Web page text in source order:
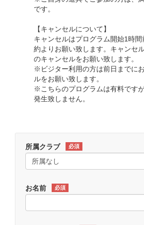
です。
【キャンセルについて】
キャンセルはプログラム開始1時
約よりお願い致します。キャンセ
のキャンセルをお願い致します。
※ビジター利用の方は前日までに
ルをお願い致します。
※こちらのプログラムは有料です
発生致しません。
所属クラブ 必須
お名前 必須